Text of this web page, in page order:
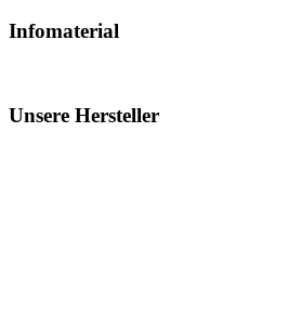
Infomaterial
Unsere Hersteller